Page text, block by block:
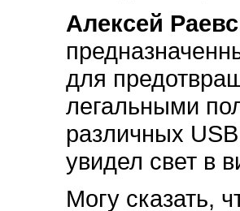
Алексей
для
легальными
различных
увидел свет в
Могу сказать,